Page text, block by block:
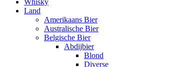
Land
Amerikaans Bier
Australische Bier
Belgische Bier
Abdijbier
Blond
Diverse